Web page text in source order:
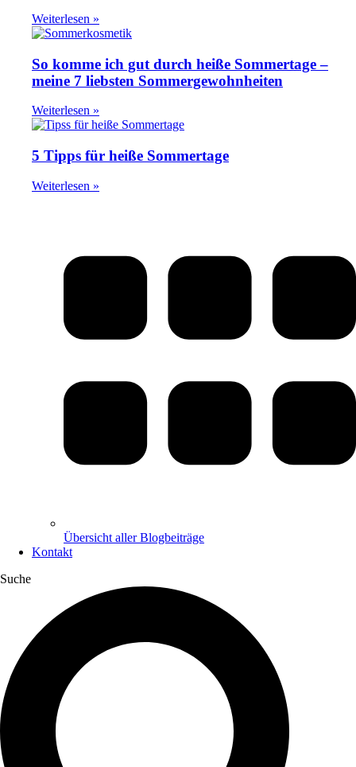
Weiterlesen »
So komme ich gut durch heiße Sommertage –
meine 7 liebsten Sommergewohnheiten
Weiterlesen »
5 Tipps für heiße Sommertage
Weiterlesen »
Übersicht aller Blogbeiträge
Kontakt
Suche